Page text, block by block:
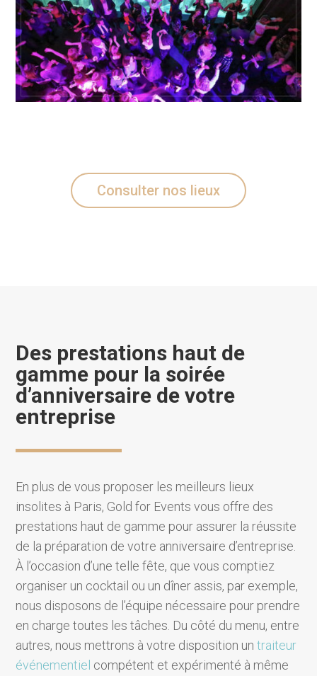
Consulter nos lieux
Des prestations haut de
gamme pour la soirée
d’anniversaire de votre
entreprise
En plus de vous proposer les meilleurs lieux
insolites à Paris, Gold for Events vous offre des
prestations haut de gamme pour assurer la réussite
de la préparation de votre anniversaire d’entreprise.
À l’occasion d’une telle fête, que vous comptiez
organiser un cocktail ou un dîner assis, par exemple,
nous disposons de l’équipe nécessaire pour prendre
en charge toutes les tâches. Du côté du menu, entre
autres, nous mettrons à votre disposition untraiteur
événementiel compétent et expérimenté à même